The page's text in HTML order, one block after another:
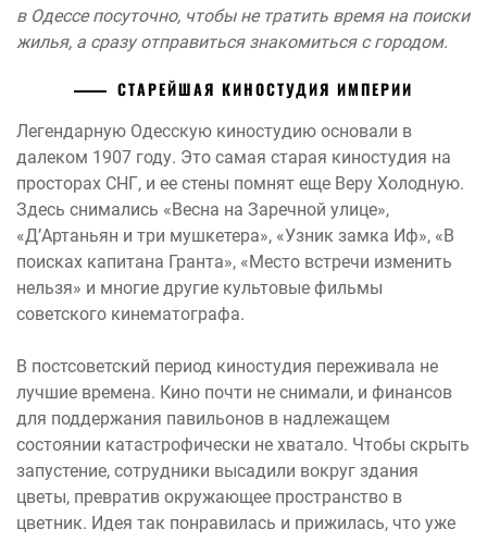
в Одессе посуточно, чтобы не тратить время на поиски
жилья, а сразу отправиться знакомиться с городом.
СТАРЕЙШАЯ КИНОСТУДИЯ ИМПЕРИИ
Легендарную Одесскую киностудию основали в
далеком 1907 году. Это самая старая киностудия на
просторах СНГ, и ее стены помнят еще Веру Холодную.
Здесь снимались «Весна на Заречной улице»,
«Д’Артаньян и три мушкетера», «Узник замка Иф», «В
поисках капитана Гранта», «Место встречи изменить
нельзя» и многие другие культовые фильмы
советского кинематографа.
В постсоветский период киностудия переживала не
лучшие времена. Кино почти не снимали, и финансов
для поддержания павильонов в надлежащем
состоянии катастрофически не хватало. Чтобы скрыть
запустение, сотрудники высадили вокруг здания
цветы, превратив окружающее пространство в
цветник. Идея так понравилась и прижилась, что уже